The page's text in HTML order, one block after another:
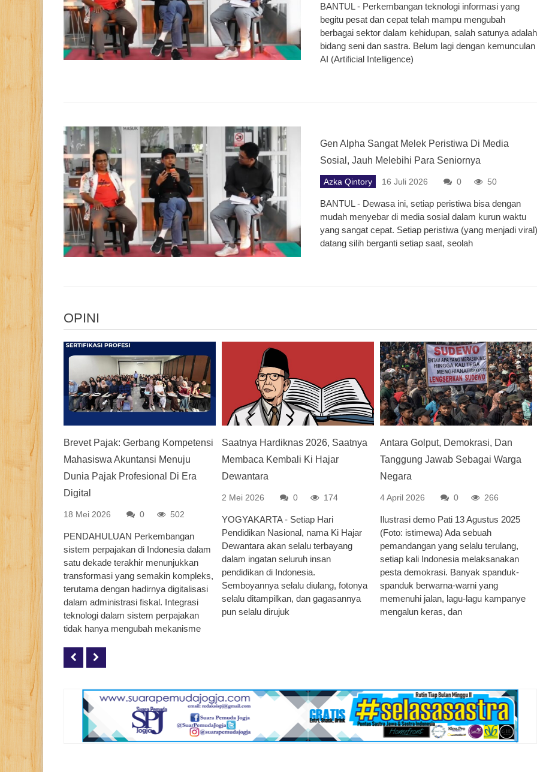
BANTUL - Perkembangan teknologi informasi yang
begitu pesat dan cepat telah mampu mengubah
berbagai sektor dalam kehidupan, salah satunya adalah
bidang seni dan sastra. Belum lagi dengan kemunculan
AI (Artificial Intelligence)
Gen Alpha Sangat Melek Peristiwa Di Media
Sosial, Jauh Melebihi Para Seniornya
Azka Qintory 16 Juli 2026 0 50
BANTUL - Dewasa ini, setiap peristiwa bisa dengan
mudah menyebar di media sosial dalam kurun waktu
yang sangat cepat. Setiap peristiwa (yang menjadi viral)
datang silih berganti setiap saat, seolah
OPINI
Brevet Pajak: Gerbang Kompetensi
Mahasiswa Akuntansi Menuju
Dunia Pajak Profesional Di Era
Digital
18 Mei 2026 0 502
PENDAHULUAN Perkembangan
sistem perpajakan di Indonesia dalam
satu dekade terakhir menunjukkan
transformasi yang semakin kompleks,
terutama dengan hadirnya digitalisasi
dalam administrasi fiskal. Integrasi
teknologi dalam sistem perpajakan
tidak hanya mengubah mekanisme
Saatnya Hardiknas 2026, Saatnya
Membaca Kembali Ki Hajar
Dewantara
2 Mei 2026 0 174
YOGYAKARTA - Setiap Hari
Pendidikan Nasional, nama Ki Hajar
Dewantara akan selalu terbayang
dalam ingatan seluruh insan
pendidikan di Indonesia.
Semboyannya selalu diulang, fotonya
selalu ditampilkan, dan gagasannya
pun selalu dirujuk
Antara Golput, Demokrasi, Dan
Tanggung Jawab Sebagai Warga
Negara
4 April 2026 0 266
Ilustrasi demo Pati 13 Agustus 2025
(Foto: istimewa) Ada sebuah
pemandangan yang selalu terulang,
setiap kali Indonesia melaksanakan
pesta demokrasi. Banyak spanduk-
spanduk berwarna-warni yang
memenuhi jalan, lagu-lagu kampanye
mengalun keras, dan